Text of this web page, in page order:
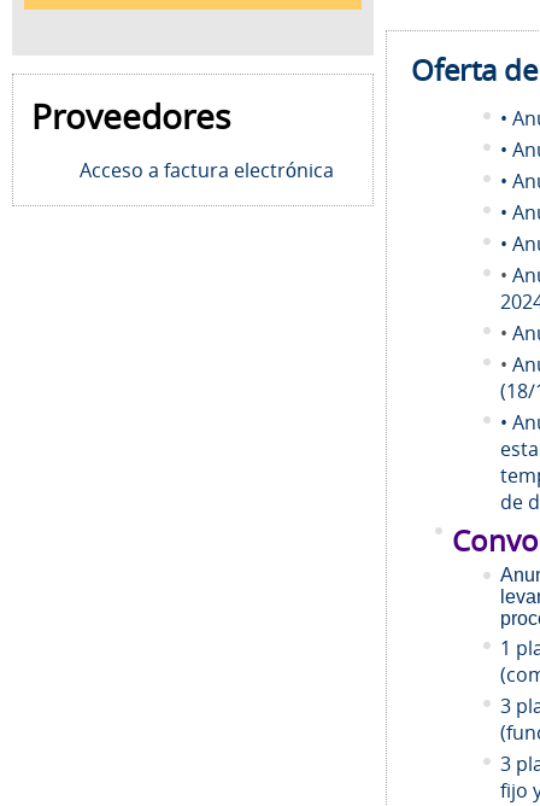
Proveedores
Acceso a factura electrónica
Oferta
•
•
•
•
•
•
•
•
(18/
•
de
1
3
3
fijo